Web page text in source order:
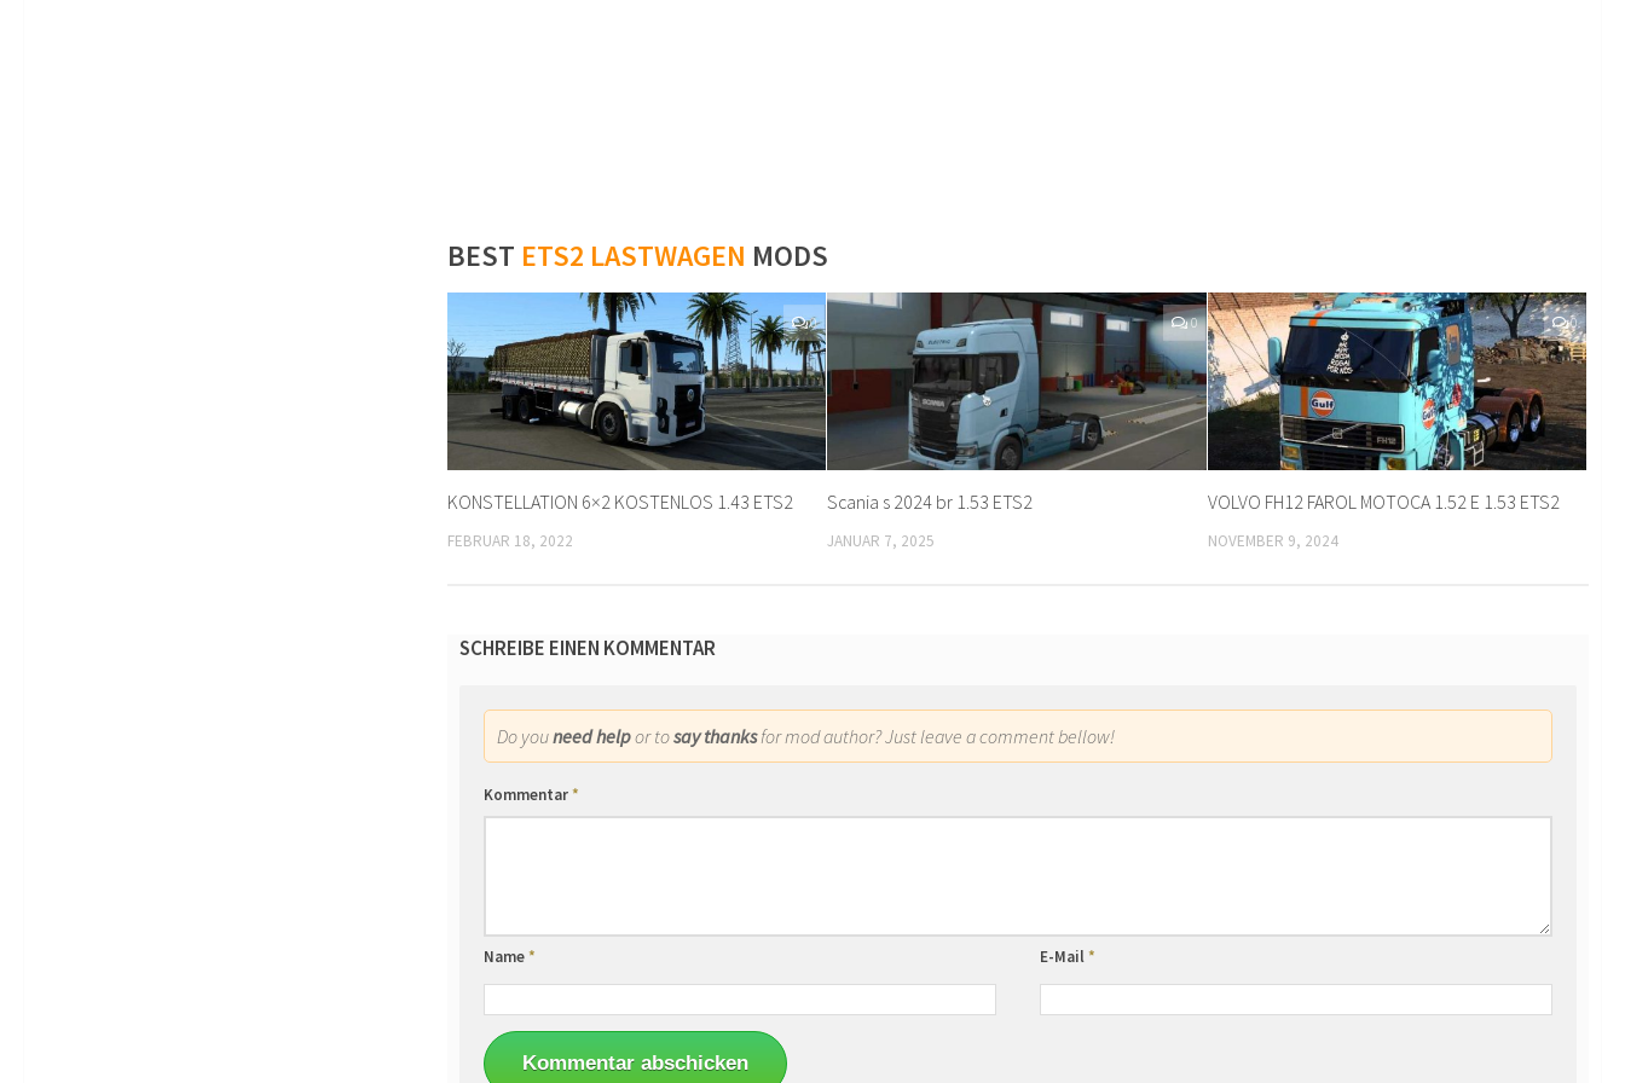
BEST ETS2 LASTWAGEN MODS
0
KONSTELLATION 6×2 KOSTENLOS 1.43 ETS2
FEBRUAR 18, 2022
0
Scania s 2024 br 1.53 ETS2
JANUAR 7, 2025
0
VOLVO FH12 FAROL MOTOCA 1.52 E 1.53 ETS2
NOVEMBER 9, 2024
SCHREIBE EINEN KOMMENTAR
Do youneed helpor tosay thanksfor mod author? Just leave a comment bellow!
Kommentar*
Name* E-Mail*